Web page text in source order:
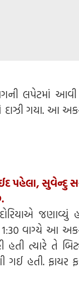
લપેટમાં આવી
દાઝી ગયા. આ
પહેલા, સુવેન્દુ
જણાવ્યું
1:30 વાગ્યે આ
હતી ત્યારે તે
હતી. ફાયર